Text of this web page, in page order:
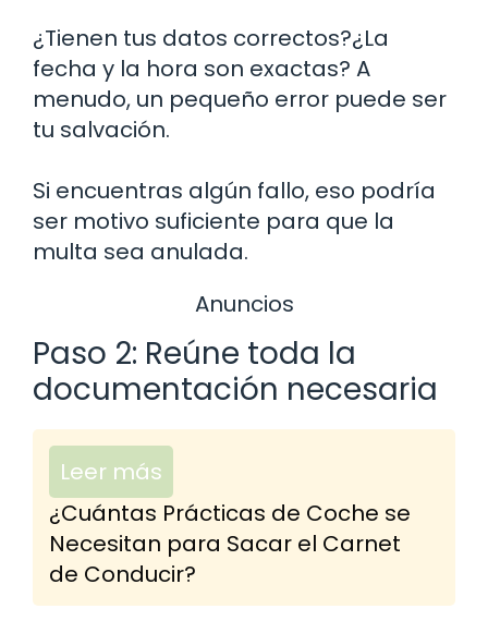
¿Tienen tus datos correctos?¿La
fecha y la hora son exactas? A
menudo, un pequeño error puede ser
tu salvación.
Si encuentras algún fallo, eso podría
ser motivo suficiente para que la
multa sea anulada.
Anuncios
Paso 2: Reúne toda la
documentación necesaria
Leer más
¿Cuántas Prácticas de Coche se
Necesitan para Sacar el Carnet
de Conducir?